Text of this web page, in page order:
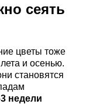
сеять
цветы тоже
и осенью.
становятся
недели